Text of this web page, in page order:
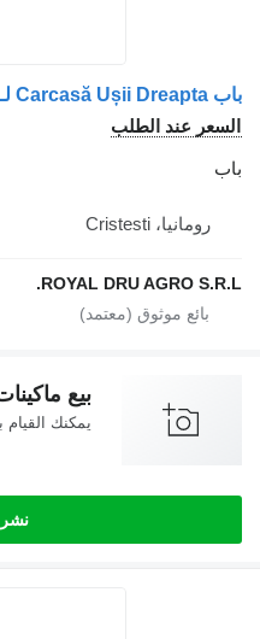
الطلب
ROYAL DRU
بيع ماكينات أم
يمكنك القيام بذلك معنا!